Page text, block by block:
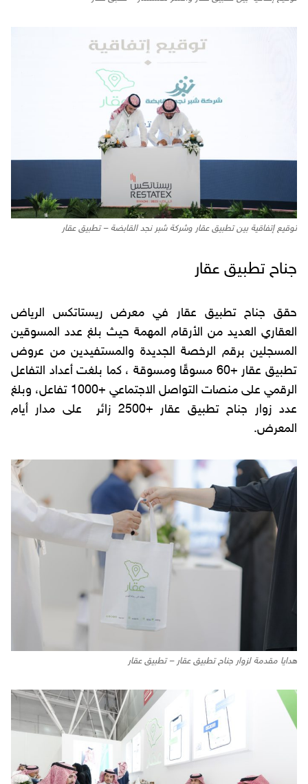
توقيع إتفاقية بين تطبيق عقار وشركة شبر نجد القابضة – تطبيق عقار
جناح تطبيق عقار
حقق جناح تطبيق عقار في معرض ريستاتكس الرياض
العقاري العديد من الأرقام المهمة حيث بلغ عدد المسوقين
المسجلين برقم الرخصة الجديدة والمستفيدين من عروض
تطبيق عقار +60 مسوقًا ومسوقة ، كما بلغت أعداد التفاعل
الرقمي على منصات التواصل الاجتماعي +1000 تفاعل، وبلغ
عدد زوار جناح تطبيق عقار +2500 زائر على مدار أيام
المعرض.
هدايا مقدمة لزوار جناح تطبيق عقار – تطبيق عقار